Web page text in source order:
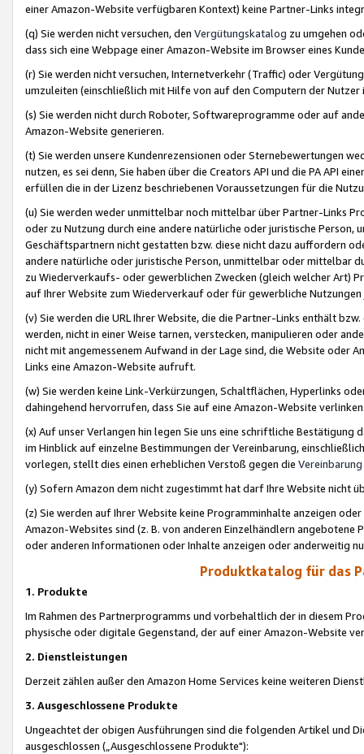
einer Amazon-Website verfügbaren Kontext) keine Partner-Links
(q) Sie werden nicht versuchen, den Vergütungskatalog zu umgehen
dass sich eine Webpage einer Amazon-Website im Browser eines
(r) Sie werden nicht versuchen, Internetverkehr (Traffic) oder
umzuleiten (einschließlich mit Hilfe von auf den Computern der
(s) Sie werden nicht durch Roboter, Softwareprogramme oder auf
Amazon-Website generieren.
(t) Sie werden unsere Kundenrezensionen oder Sternebewertungen
nutzen, es sei denn, Sie haben über die Creators API und die PA API
erfüllen die in der Lizenz beschriebenen Voraussetzungen für die
(u) Sie werden weder unmittelbar noch mittelbar über Partner-Links
oder zu Nutzung durch eine andere natürliche oder juristische
Geschäftspartnern nicht gestatten bzw. diese nicht dazu auffordern
andere natürliche oder juristische Person, unmittelbar oder mittelbar
zu Wiederverkaufs- oder gewerblichen Zwecken (gleich welcher Art)
auf Ihrer Website zum Wiederverkauf oder für gewerbliche
(v) Sie werden die URL Ihrer Website, die die Partner-Links enthält
werden, nicht in einer Weise tarnen, verstecken, manipulieren oder
nicht mit angemessenem Aufwand in der Lage sind, die Website oder
Links eine Amazon-Website aufruft.
(w) Sie werden keine Link-Verkürzungen, Schaltflächen, Hyperlinks
dahingehend hervorrufen, dass Sie auf eine Amazon-Website
(x) Auf unser Verlangen hin legen Sie uns eine schriftliche
im Hinblick auf einzelne Bestimmungen der Vereinbarung,
vorlegen, stellt dies einen erheblichen Verstoß gegen die Vereinbarung
(y) Sofern Amazon dem nicht zugestimmt hat darf Ihre Website nicht
(z) Sie werden auf Ihrer Website keine Programminhalte anzeigen
Amazon-Websites sind (z. B. von anderen Einzelhändlern
oder anderen Informationen oder Inhalte anzeigen oder anderweitig
Produktkatalog für das
1. Produkte
Im Rahmen des Partnerprogramms und vorbehaltlich der in diesem
physische oder digitale Gegenstand, der auf einer Amazon-Website
2. Dienstleistungen
Derzeit zählen außer den Amazon Home Services keine weiteren
3. Ausgeschlossene Produkte
Ungeachtet der obigen Ausführungen sind die folgenden Artikel und
ausgeschlossen („Ausgeschlossene Produkte"):